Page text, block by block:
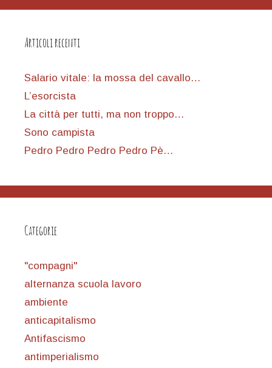
Articoli recenti
Salario vitale: la mossa del cavallo…
L’esorcista
La città per tutti, ma non troppo…
Sono campista
Pedro Pedro Pedro Pedro Pè…
Categorie
"compagni"
alternanza scuola lavoro
ambiente
anticapitalismo
Antifascismo
antimperialismo